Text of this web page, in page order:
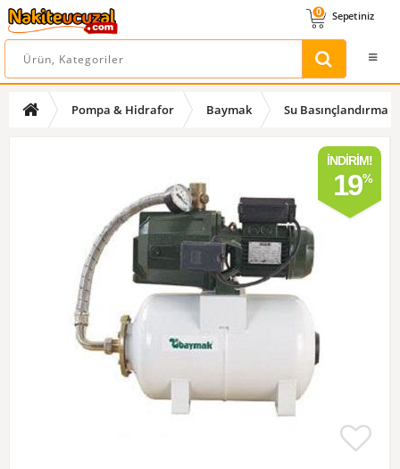
0 Sepetiniz
Pompa & Hidrafor Baymak Su Basınçlandırma
İNDIRIM!
19